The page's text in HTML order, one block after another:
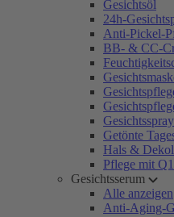
Gesichtsöl
24h-
Anti-Pickel-
BB- & CC-
Gesichtsspray
Getönte
Hals &
Pflege mit
Gesichtsserum
Alle anzeigen
Anti-Aging-